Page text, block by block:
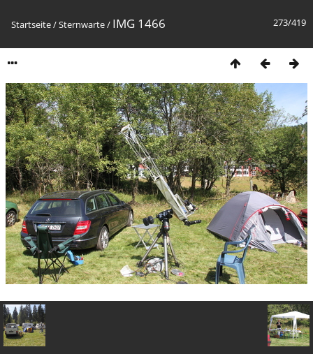
273/419
Startseite/Sternwarte/ IMG 1466